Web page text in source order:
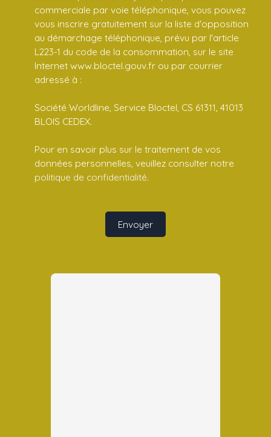
commerciale par voie téléphonique, vous pouvez
vous inscrire gratuitement sur la liste d'opposition
au démarchage téléphonique, prévu par l'article
L223-1 du code de la consommation, sur le site
Internet www.bloctel.gouv.fr ou par courrier
adressé à :
Société Worldline, Service Bloctel, CS 61311, 41013
BLOIS CEDEX.
Pour en savoir plus sur le traitement de vos
données personnelles, veuillez consulter notre
politique de confidentialité.
Envoyer